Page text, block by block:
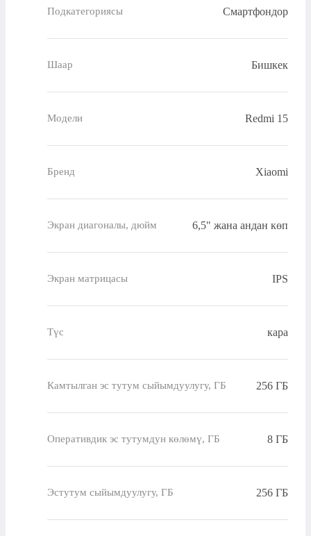
Подкатегориясы Смартфондор
Шаар Бишкек
Модели Redmi 15
Бренд Xiaomi
Экран диагоналы, дюйм 6,5" жана андан көп
Экран матрицасы IPS
Түс кара
Камтылган эс тутум сыйымдуулугу, ГБ 256 ГБ
Оперативдик эс тутумдун көлөмү, ГБ 8 ГБ
Эстутум сыйымдуулугу, ГБ 256 ГБ